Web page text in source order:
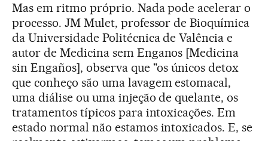
Mas em ritmo próprio. Nada pode acelerar o
processo. JM Mulet, professor de Bioquímica
da Universidade Politécnica de Valência e
autor de Medicina sem Enganos [Medicina
sin Engaños], observa que "os únicos detox
que conheço são uma lavagem estomacal,
uma diálise ou uma injeção de quelante, os
tratamentos típicos para intoxicações. Em
estado normal não estamos intoxicados. E, se